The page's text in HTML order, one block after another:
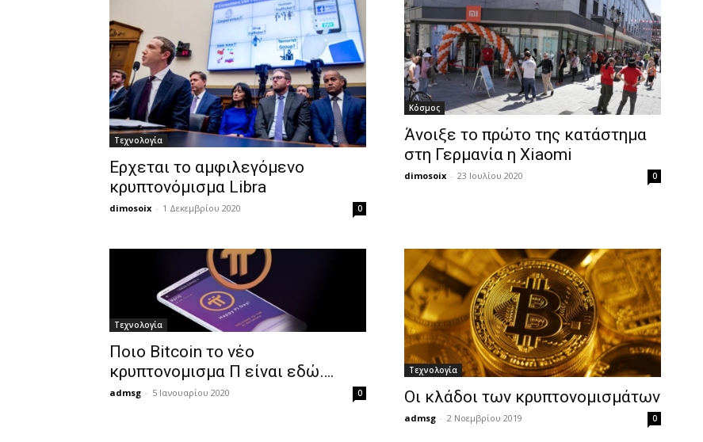
Τεχνολογία
Ερχεται το αμφιλεγόμενο
κρυπτονόμισμα Libra
dimosoix - 1 Δεκεμβρίου 2020 0
Κόσμος
Άνοιξε το πρώτο της κατάστημα
στη Γερμανία η Xiaomi
dimosoix - 23 Ιουλίου 2020 0
Τεχνολογία
Ποιο Bitcoin το νέο
κρυπτονομισμα Π είναι εδώ….
admsg - 5 Ιανουαρίου 2020 0
Τεχνολογία
Οι κλάδοι των κρυπτονομισμάτων
admsg - 2 Νοεμβρίου 2019 0